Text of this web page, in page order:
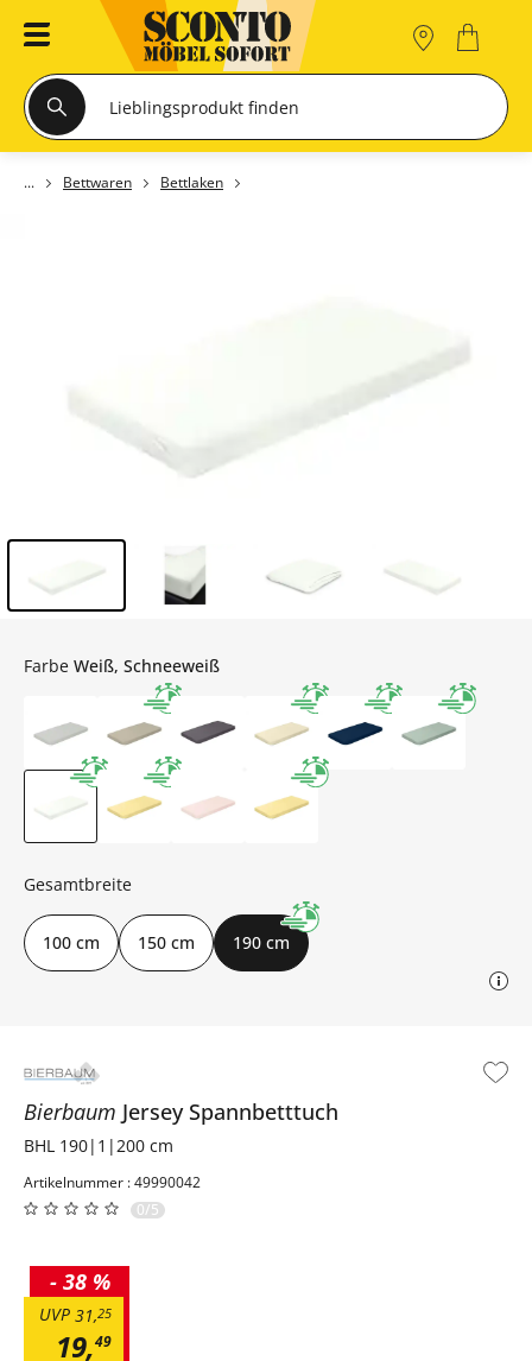
Bettwaren Bettlaken
Bierbaum Jersey Spannbetttuch
BHL 190|1|200 cm
Artikelnummer : 49990042
0/5
19,49
31,25
UVP
- 38 %
Farbe Weiß, Schneeweiß
Gesamtbreite
100 cm 150 cm 190 cm